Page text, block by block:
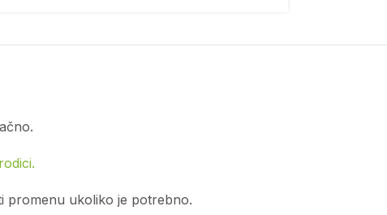
promenu ukoliko je potrebno.